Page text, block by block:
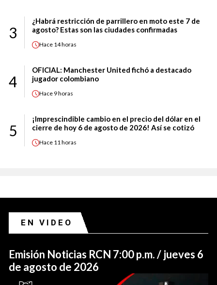
3
¿Habrá restricción de parrillero en moto este 7 de
agosto? Estas son las ciudades confirmadas
Hace 14 horas
4
OFICIAL: Manchester United fichó a destacado
jugador colombiano
Hace 9 horas
5
¡Imprescindible cambio en el precio del dólar en el
cierre de hoy 6 de agosto de 2026! Así se cotizó
Hace 11 horas
EN VIDEO
Emisión Noticias RCN 7:00 p.m. / jueves 6
de agosto de 2026